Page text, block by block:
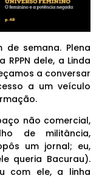
de semana. Plena
dele, a Linda
a conversar
a um veículo
não comercial,
de militância,
um jornal; eu,
queria Bacurau).
com ele, a linha